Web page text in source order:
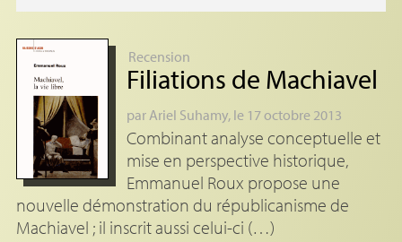
Recension
Filiations de Machiavel
par Ariel Suhamy, le 17 octobre 2013
Combinant analyse conceptuelle et
mise en perspective historique,
Emmanuel Roux propose une
nouvelle démonstration du républicanisme de
Machiavel ; il inscrit aussi celui-ci (…)